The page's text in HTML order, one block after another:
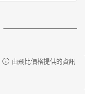
由飛比價格提供的資訊